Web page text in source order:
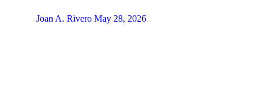
Joan A. Rivero May 28, 2026